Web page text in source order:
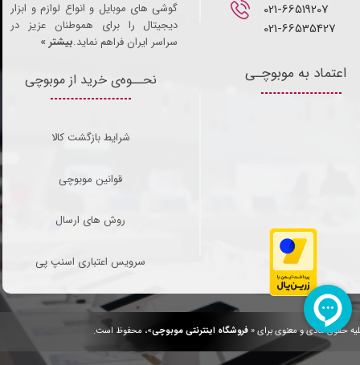
حقوق مادی و معنوی برای «فروشگاه اینترنتی موبوچی»، محفوظ است.
021-66519207​​​​​​​
021-66535427
نحــوه‌ی خرید از موبوچی
شرایط بازگشت کالا
قوانین موبوچی
روش های ارسال
سرویس اعتباری اسنپ پی
اعتماد به موبوچـی
گوشی های موبایل و انواع لوازم و ابزار
دیجیتال را برای هموطنان عزیز در
سراسر ایران فراهم نماید.بیشتر »